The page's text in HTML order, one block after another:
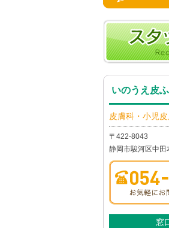
いのうえ皮
皮膚科・小児
〒422-8043
静岡市駿河区中
窓